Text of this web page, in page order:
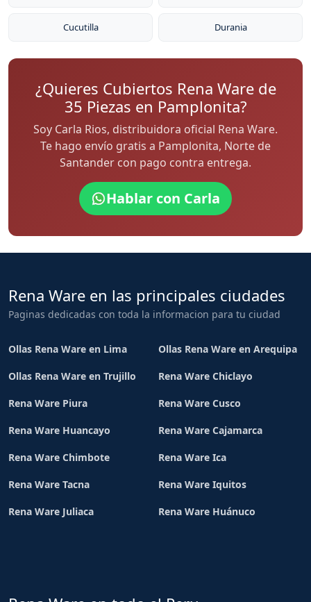
Cucutilla Durania
¿Quieres Cubiertos Rena Ware de
35 Piezas en Pamplonita?
Soy Carla Rios, distribuidora oficial Rena Ware.
Te hago envío gratis a Pamplonita, Norte de
Santander con pago contra entrega.
Hablar con Carla
Rena Ware en las principales ciudades
Paginas dedicadas con toda la informacion para tu ciudad
Ollas Rena Ware en Lima Ollas Rena Ware en Arequipa
Ollas Rena Ware en Trujillo Rena Ware Chiclayo
Rena Ware Piura Rena Ware Cusco
Rena Ware Huancayo Rena Ware Cajamarca
Rena Ware Chimbote Rena Ware Ica
Rena Ware Tacna Rena Ware Iquitos
Rena Ware Juliaca Rena Ware Huánuco